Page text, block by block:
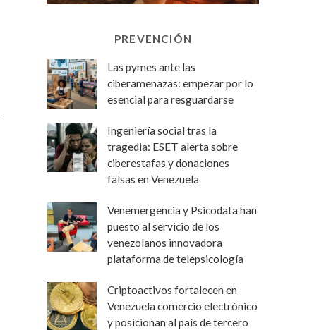
PREVENCIÓN
Las pymes ante las
ciberamenazas: empezar por lo
esencial para resguardarse
Ingeniería social tras la
tragedia: ESET alerta sobre
ciberestafas y donaciones
falsas en Venezuela
Venemergencia y Psicodata han
puesto al servicio de los
venezolanos innovadora
plataforma de telepsicología
Criptoactivos fortalecen en
Venezuela comercio electrónico
y posicionan al país de tercero